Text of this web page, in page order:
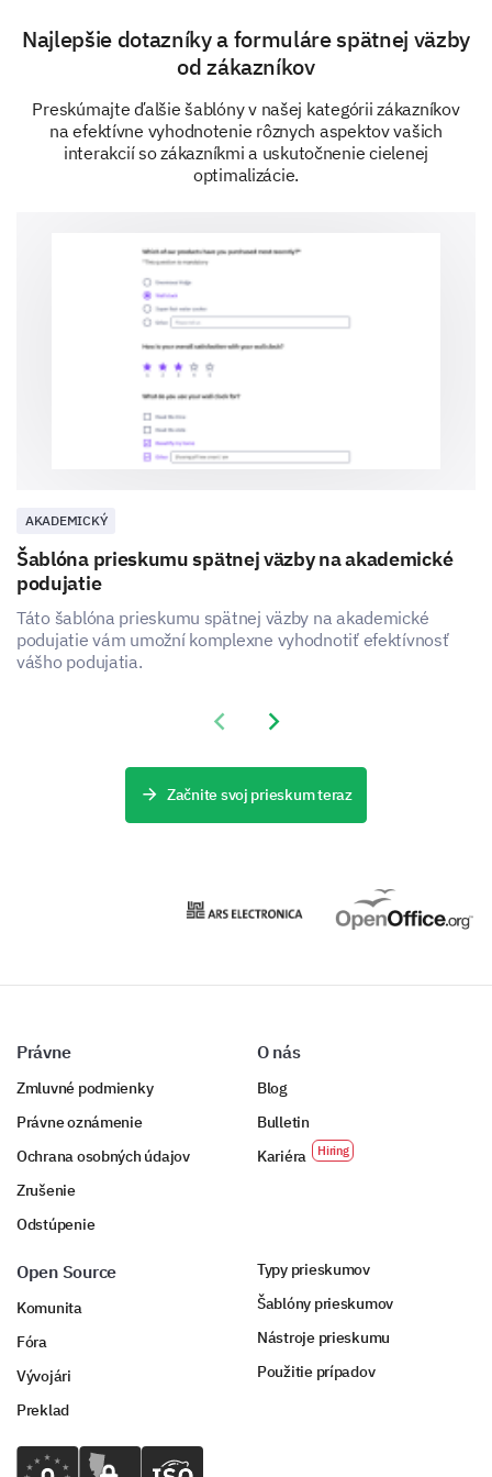
Najlepšie dotazníky a formuláre spätnej väzby
od zákazníkov
Preskúmajte ďalšie šablóny v našej kategórii zákazníkov
na efektívne vyhodnotenie rôznych aspektov vašich
interakcií so zákazníkmi a uskutočnenie cielenej
optimalizácie.
AKADEMICKÝ
Šablóna prieskumu spätnej väzby na akademické
podujatie
Táto šablóna prieskumu spätnej väzby na akademické
podujatie vám umožní komplexne vyhodnotiť efektívnosť
vášho podujatia.
Previous slide
Next slide
Začnite svoj prieskum teraz
Právne
Zmluvné podmienky
Právne oznámenie
Ochrana osobných údajov
Zrušenie
Odstúpenie
O nás
Blog
Bulletin
Kariéra
Open Source
Komunita
Fóra
Vývojári
Preklad
Typy prieskumov
Šablóny prieskumov
Nástroje prieskumu
Použitie prípadov